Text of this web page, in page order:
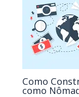
Como
como